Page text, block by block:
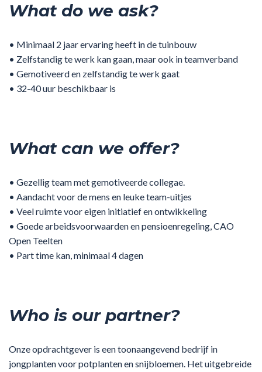
What do we ask?
• Minimaal 2 jaar ervaring heeft in de tuinbouw
• Zelfstandig te werk kan gaan, maar ook in teamverband
• Gemotiveerd en zelfstandig te werk gaat
• 32-40 uur beschikbaar is
What can we offer?
• Gezellig team met gemotiveerde collegae.
• Aandacht voor de mens en leuke team-uitjes
• Veel ruimte voor eigen initiatief en ontwikkeling
• Goede arbeidsvoorwaarden en pensioenregeling, CAO
Open Teelten
• Part time kan, minimaal 4 dagen
Who is our partner?
Onze opdrachtgever is een toonaangevend bedrijf in
jongplanten voor potplanten en snijbloemen. Het uitgebreide